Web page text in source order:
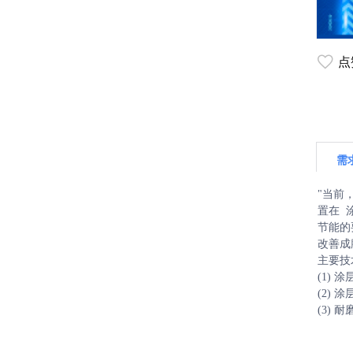
需
"当前
置在
节能
改善
主要
(1) 涂
(2) 涂